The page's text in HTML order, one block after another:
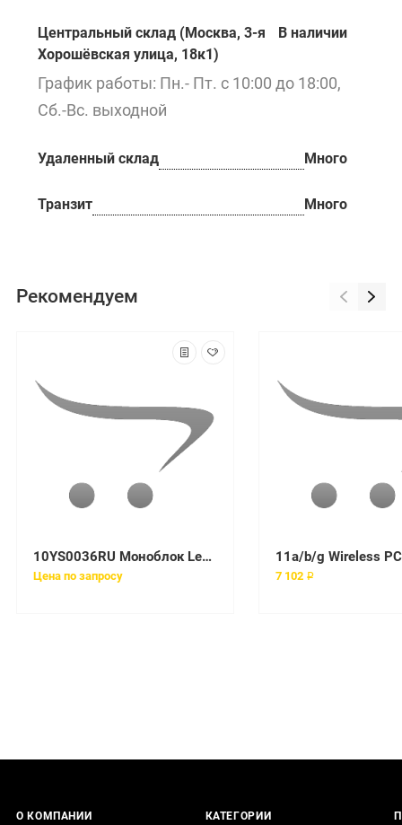
Центральный склад (Москва, 3-я
Хорошёвская улица, 18к1)
В наличии
График работы: Пн.- Пт. с 10:00 до 18:00,
Сб.-Вс. выходной
Удаленный склад Много
Транзит Много
Рекомендуем
10YS0036RU Моноблок Lenovo V540-24IWL All-In-One 23,8in i5-8265U
Цена по запросу
11a/b/g Wireless
7 102 ₽
О КОМПАНИИ КАТЕГОРИИ